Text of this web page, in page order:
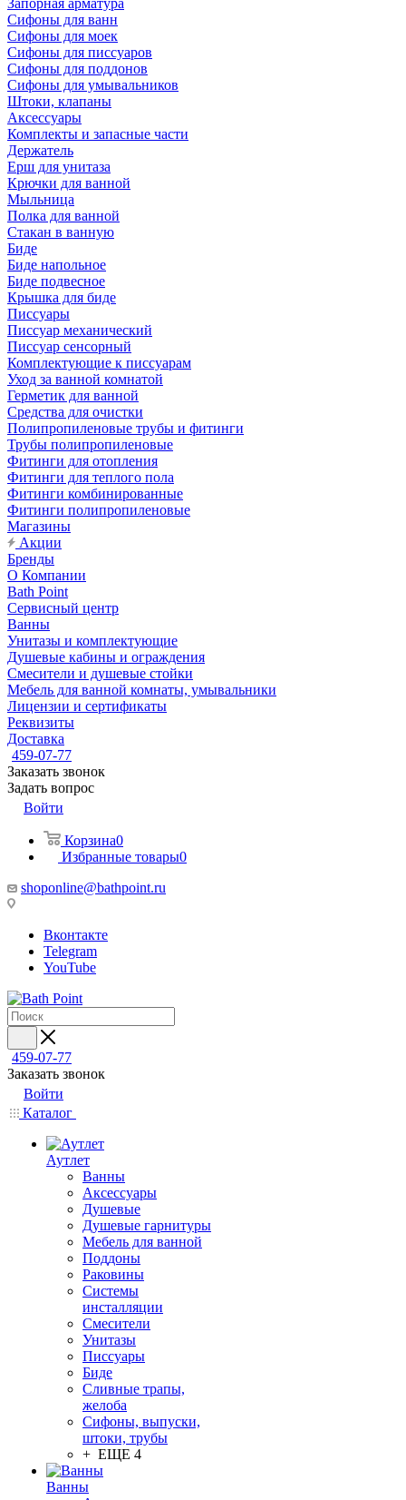
Запорная арматура
Сифоны для ванн
Сифоны для моек
Сифоны для писсуаров
Сифоны для поддонов
Сифоны для умывальников
Штоки, клапаны
Аксессуары
Комплекты и запасные части
Держатель
Ерш для унитаза
Крючки для ванной
Мыльница
Полка для ванной
Стакан в ванную
Биде
Биде напольное
Биде подвесное
Крышка для биде
Писсуары
Писсуар механический
Писсуар сенсорный
Комплектующие к писсуарам
Уход за ванной комнатой
Герметик для ванной
Средства для очистки
Полипропиленовые трубы и фитинги
Трубы полипропиленовые
Фитинги для отопления
Фитинги для теплого пола
Фитинги комбинированные
Фитинги полипропиленовые
Магазины
Акции
Бренды
О Компании
Bath Point
Сервисный центр
Ванны
Унитазы и комплектующие
Душевые кабины и ограждения
Смесители и душевые стойки
Мебель для ванной комнаты, умывальники
Лицензии и сертификаты
Реквизиты
Доставка
459-07-77
Заказать звонок
Задать вопрос
Войти
Корзина0
Избранные товары0
shoponline@bathpoint.ru
Вконтакте
Telegram
YouTube
459-07-77
Заказать звонок
Войти
Каталог
Аутлет
Ванны
Аксессуары
Душевые
Душевые гарнитуры
Мебель для ванной
Поддоны
Раковины
Системы
инсталляции
Смесители
Унитазы
Писсуары
Биде
Сливные трапы,
желоба
Сифоны, выпуски,
штоки, трубы
+ ЕЩЕ 4
Ванны